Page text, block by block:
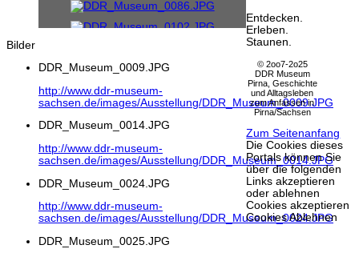
Bilder
DDR_Museum_0009.JPG
http://www.ddr-museum-
sachsen.de/images/Ausstellung/DDR_Museum_0009.JPG
DDR_Museum_0014.JPG
http://www.ddr-museum-
sachsen.de/images/Ausstellung/DDR_Museum_0014.JPG
DDR_Museum_0024.JPG
http://www.ddr-museum-
sachsen.de/images/Ausstellung/DDR_Museum_0024.JPG
DDR_Museum_0025.JPG
Entdecken.
Erleben.
Staunen.
© 2oo7-2o25
DDR Museum
Pirna, Geschichte
und Alltagsleben
zum Anfassen in
Pirna/Sachsen
Zum Seitenanfang
Die Cookies dieses
Portals können Sie
über die folgenden
Links akzeptieren
oder ablehnen
Cookies akzeptieren
Cookies Ablehnen